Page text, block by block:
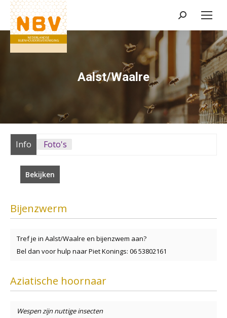
Zoeken:
Aalst/Waalre
Info Foto's
Bekijken
Bijenzwerm
Tref je in Aalst/Waalre en bijenzwem aan?
Bel dan voor hulp naar Piet Konings: 06 53802161
Aziatische hoornaar
Wespen zijn nuttige insecten